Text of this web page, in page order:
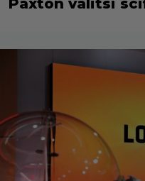
Paxton valitsi